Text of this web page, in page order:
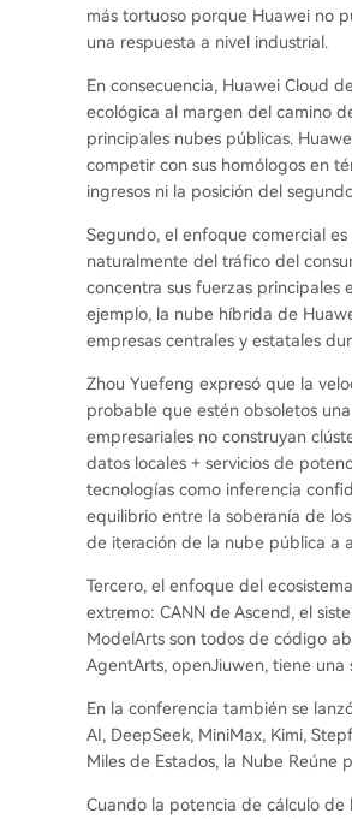
más tortuoso porque Huawei no
una respuesta a nivel industrial.
En consecuencia, Huawei Cloud
ecológica al margen del camino
principales nubes públicas.
competir con sus homólogos en
ingresos ni la posición del
Segundo, el enfoque comercial
naturalmente del tráfico del
concentra sus fuerzas principales
ejemplo, la nube híbrida de
empresas centrales y estatales
Zhou Yuefeng expresó que la
probable que estén obsoletos
empresariales no construyan
datos locales + servicios de
tecnologías como inferencia
equilibrio entre la soberanía de
de iteración de la nube pública a
Tercero, el enfoque del
extremo: CANN de Ascend, el
ModelArts son todos de código
AgentArts, openJiuwen, tiene una
En la conferencia también se
AI, DeepSeek, MiniMax, Kimi,
Miles de Estados, la Nube Reúne
Cuando la potencia de cálculo de